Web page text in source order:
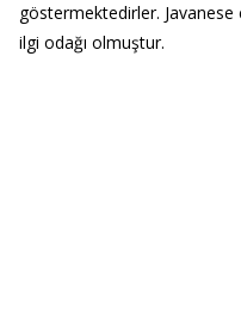
göstermektedirler. Javanese
ilgi odağı olmuştur.